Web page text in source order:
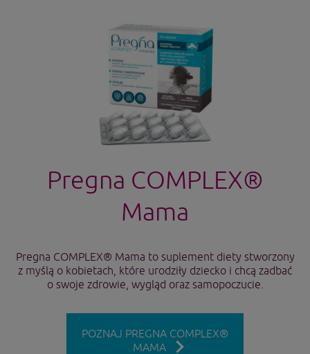
Pregna COMPLEX®
Mama
Pregna COMPLEX® Mama to suplement diety stworzony
z myślą o kobietach, które urodziły dziecko i chcą zadbać
o swoje zdrowie, wygląd oraz samopoczucie.
POZNAJ PREGNA COMPLEX®
MAMA